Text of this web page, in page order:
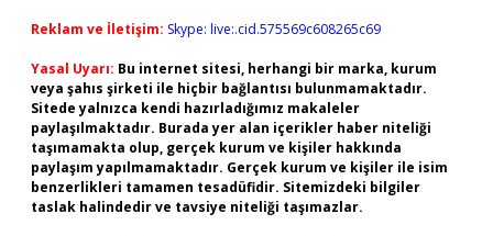
Reklam ve İletişim: Skype: live:.cid.575569c608265c69
Yasal Uyarı: Bu internet sitesi, herhangi bir marka, kurum
veya şahıs şirketi ile hiçbir bağlantısı bulunmamaktadır.
Sitede yalnızca kendi hazırladığımız makaleler
paylaşılmaktadır. Burada yer alan içerikler haber niteliği
taşımamakta olup, gerçek kurum ve kişiler hakkında
paylaşım yapılmamaktadır. Gerçek kurum ve kişiler ile isim
benzerlikleri tamamen tesadüfidir. Sitemizdeki bilgiler
taslak halindedir ve tavsiye niteliği taşımazlar.